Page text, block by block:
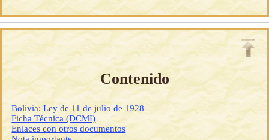
Contenido
Bolivia: Ley de 11 de julio de 1928
Ficha Técnica (DCMI)
Enlaces con otros documentos